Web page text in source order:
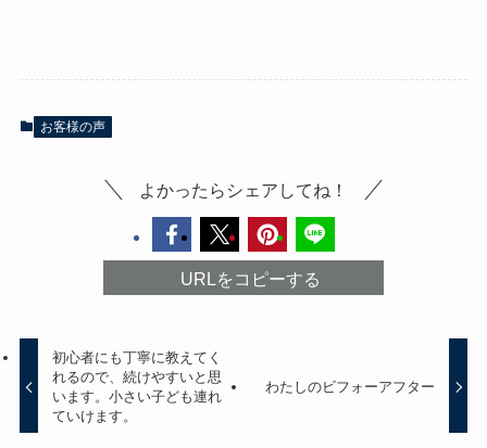
お客様の声
よかったらシェアしてね！
URLをコピーする
初心者にも丁寧に教えてく
れるので、続けやすいと思
います。小さい子ども連れ
ていけます。
わたしのビフォーアフター